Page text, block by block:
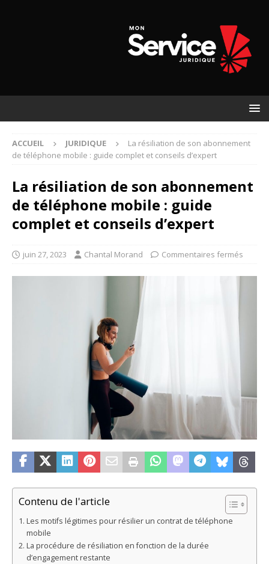
ACCUEIL JURIDIQUE
La résiliation de son abonnement
de téléphone mobile : guide complet et conseils d’expert
La résiliation de son abonnement
de téléphone mobile : guide
complet et conseils d’expert
juin 27, 2023 Chantal Morand Commentaires fermés
Contenu de l'article
Les motifs légitimes pour résilier un contrat de téléphone
mobile
La procédure de résiliation en fonction de la durée
d’engagement restante